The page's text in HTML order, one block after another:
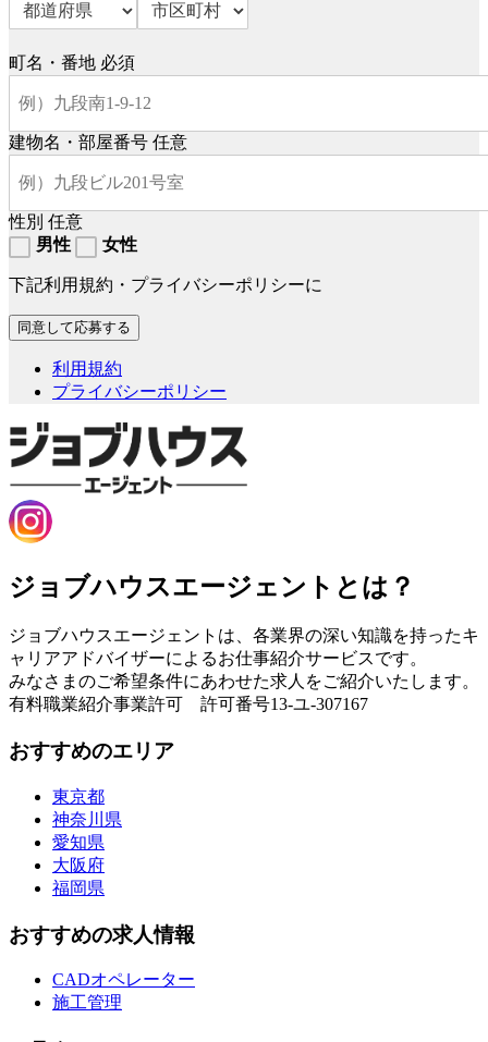
町名・番地 必須
建物名・部屋番号 任意
性別 任意
男性
女性
下記利用規約・プライバシーポリシーに
利用規約
プライバシーポリシー
ジョブハウスエージェントとは？
ジョブハウスエージェントは、各業界の深い知識を持ったキ
ャリアアドバイザーによるお仕事紹介サービスです。
みなさまのご希望条件にあわせた求人をご紹介いたします。
有料職業紹介事業許可 許可番号13-ユ-307167
おすすめのエリア
東京都
神奈川県
愛知県
大阪府
福岡県
おすすめの求人情報
CADオペレーター
施工管理